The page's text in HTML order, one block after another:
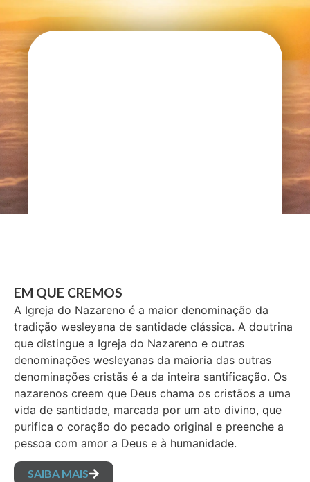
EM QUE CREMOS
A Igreja do Nazareno é a maior denominação da
tradição wesleyana de santidade clássica. A doutrina
que distingue a Igreja do Nazareno e outras
denominações wesleyanas da maioria das outras
denominações cristãs é a da inteira santificação. Os
nazarenos creem que Deus chama os cristãos a uma
vida de santidade, marcada por um ato divino, que
purifica o coração do pecado original e preenche a
pessoa com amor a Deus e à humanidade.
SAIBA MAIS